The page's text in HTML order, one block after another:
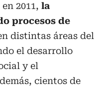
2011, la
procesos de
distintas áreas del
el desarrollo
y el
cientos de